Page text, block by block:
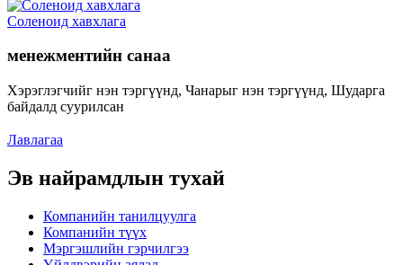
Соленоид хавхлага
менежментийн санаа
Хэрэглэгчийг нэн тэргүүнд, Чанарыг нэн тэргүүнд, Шударга
байдалд суурилсан
Лавлагаа
Эв найрамдлын тухай
Компанийн танилцуулга
Компанийн түүх
Мэргэшлийн гэрчилгээ